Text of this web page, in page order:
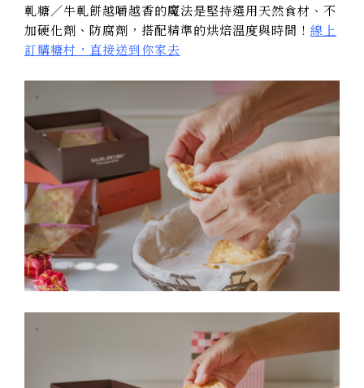
軋糖／牛軋餅越嚼越香的魔法是堅持選用天然食材、不
加硬化劑、防腐劑，搭配精準的烘焙溫度與時間！ 線上
訂購糖村，直接送到你家去